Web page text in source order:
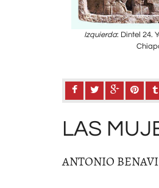
Izquierda: Dintel 24.
LAS
ANTONIO